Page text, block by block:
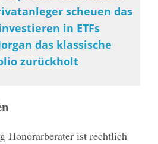
scheuen das
in ETFs
das klassische
zurückholt
Honorarberater ist rechtlich